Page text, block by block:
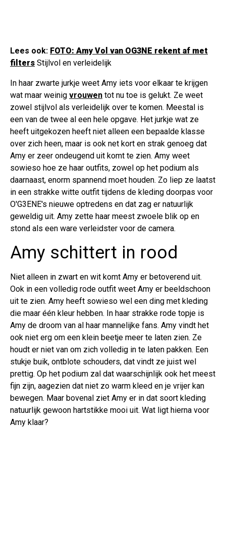
Lees ook: FOTO: Amy Vol van OG3NE rekent af met
filters Stijlvol en verleidelijk
In haar zwarte jurkje weet Amy iets voor elkaar te krijgen
wat maar weinig vrouwen tot nu toe is gelukt. Ze weet
zowel stijlvol als verleidelijk over te komen. Meestal is
een van de twee al een hele opgave. Het jurkje wat ze
heeft uitgekozen heeft niet alleen een bepaalde klasse
over zich heen, maar is ook net kort en strak genoeg dat
Amy er zeer ondeugend uit komt te zien. Amy weet
sowieso hoe ze haar outfits, zowel op het podium als
daarnaast, enorm spannend moet houden. Zo liep ze laatst
in een strakke witte outfit tijdens de kleding doorpas voor
O'G3ENE's nieuwe optredens en dat zag er natuurlijk
geweldig uit. Amy zette haar meest zwoele blik op en
stond als een ware verleidster voor de camera.
Amy schittert in rood
Niet alleen in zwart en wit komt Amy er betoverend uit.
Ook in een volledig rode outfit weet Amy er beeldschoon
uit te zien. Amy heeft sowieso wel een ding met kleding
die maar één kleur hebben. In haar strakke rode topje is
Amy de droom van al haar mannelijke fans. Amy vindt het
ook niet erg om een klein beetje meer te laten zien. Ze
houdt er niet van om zich volledig in te laten pakken. Een
stukje buik, ontblote schouders, dat vindt ze juist wel
prettig. Op het podium zal dat waarschijnlijk ook het meest
fijn zijn, aagezien dat niet zo warm kleed en je vrijer kan
bewegen. Maar bovenal ziet Amy er in dat soort kleding
natuurlijk gewoon hartstikke mooi uit. Wat ligt hierna voor
Amy klaar?